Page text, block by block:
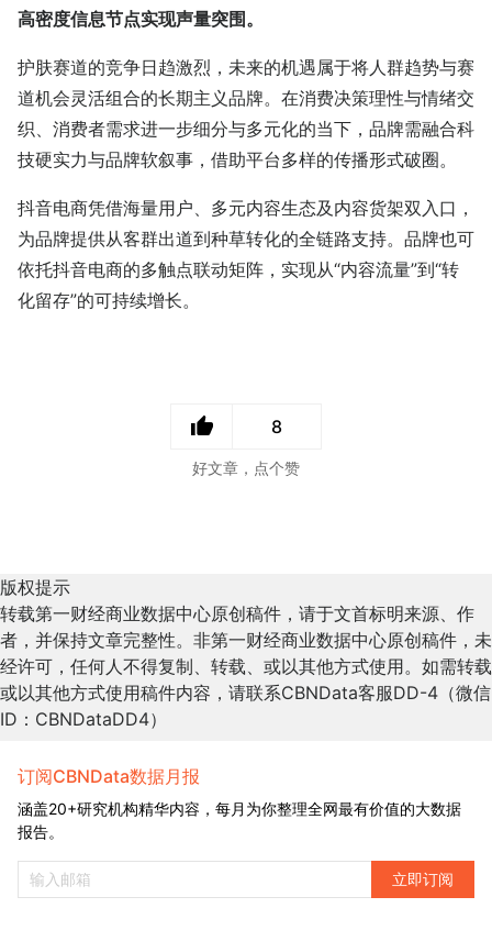
高密度信息节点实现声量突围。
护肤赛道的竞争日趋激烈，未来的机遇属于将人群趋势与赛
道机会灵活组合的长期主义品牌。在消费决策理性与情绪交
织、消费者需求进一步细分与多元化的当下，品牌需融合科
技硬实力与品牌软叙事，借助平台多样的传播形式破圈。
抖音电商凭借海量用户、多元内容生态及内容货架双入口，
为品牌提供从客群出道到种草转化的全链路支持。品牌也可
依托抖音电商的多触点联动矩阵，实现从“内容流量”到“转
化留存”的可持续增长。
8
好文章，点个赞
版权提示
转载第一财经商业数据中心原创稿件，请于文首标明来源、作
者，并保持文章完整性。非第一财经商业数据中心原创稿件，未
经许可，任何人不得复制、转载、或以其他方式使用。如需转载
或以其他方式使用稿件内容，请联系CBNData客服DD-4（微信
ID：CBNDataDD4）
订阅CBNData数据月报
涵盖20+研究机构精华内容，每月为你整理全网最有价值的大数据
报告。
立即订阅